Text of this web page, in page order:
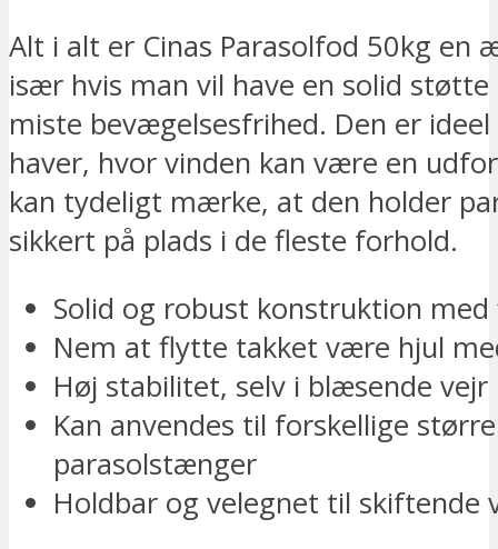
Alt i alt er Cinas Parasolfod 50kg en
især hvis man vil have en solid
miste bevægelsesfrihed. Den er
haver, hvor vinden kan være en
kan tydeligt mærke, at den holder
sikkert på plads i de fleste forhold.
Solid og robust konstruktion
Nem at flytte takket være hjul
Høj stabilitet, selv i blæsende vejr
Kan anvendes til forskellige
parasolstænger
Holdbar og velegnet til skiftende